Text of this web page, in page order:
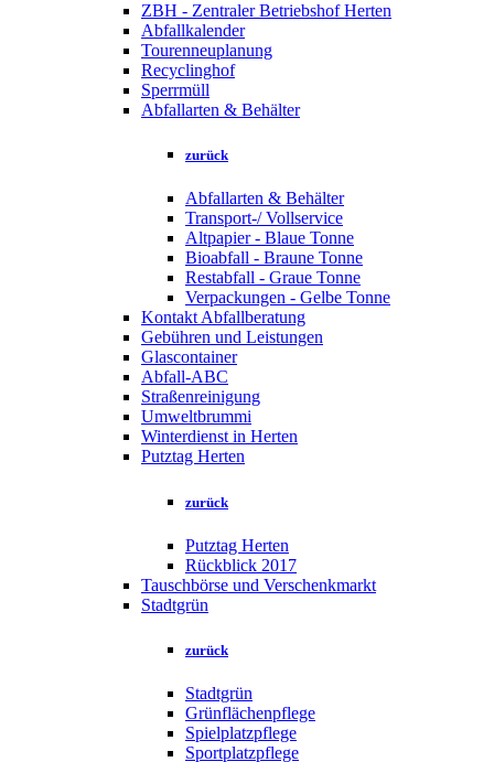
ZBH - Zentraler Betriebshof Herten
Abfallkalender
Tourenneuplanung
Recyclinghof
Sperrmüll
Abfallarten & Behälter
zurück
Abfallarten & Behälter
Transport-/ Vollservice
Altpapier - Blaue Tonne
Bioabfall - Braune Tonne
Restabfall - Graue Tonne
Verpackungen - Gelbe Tonne
Kontakt Abfallberatung
Gebühren und Leistungen
Glascontainer
Abfall-ABC
Straßenreinigung
Umweltbrummi
Winterdienst in Herten
Putztag Herten
zurück
Putztag Herten
Rückblick 2017
Tauschbörse und Verschenkmarkt
Stadtgrün
zurück
Stadtgrün
Grünflächenpflege
Spielplatzpflege
Sportplatzpflege